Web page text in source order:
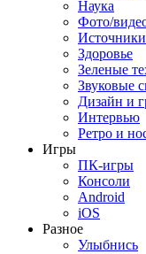
Наука
Фото/
Здоровье
Зеленые
Звуковые
Дизайн и
Интервью
Ретро и
Игры
ПК-игры
Консоли
Android
iOS
Разное
Улыбнись